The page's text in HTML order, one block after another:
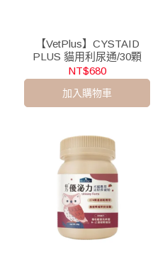
【VetPlus】CYSTAID
PLUS 貓用利尿通/30顆
NT$680
加入購物車